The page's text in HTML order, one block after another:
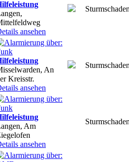
ansehen
An
Kreisstr.
ansehen
Am
ansehen